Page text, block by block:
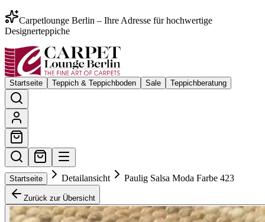
Carpetlounge Berlin – Ihre Adresse für hochwertige
Designerteppiche
Startseite Teppich & Teppichboden Sale Teppichberatung
Startseite Detailansicht Paulig Salsa Moda Farbe 423
Zurück zur Übersicht